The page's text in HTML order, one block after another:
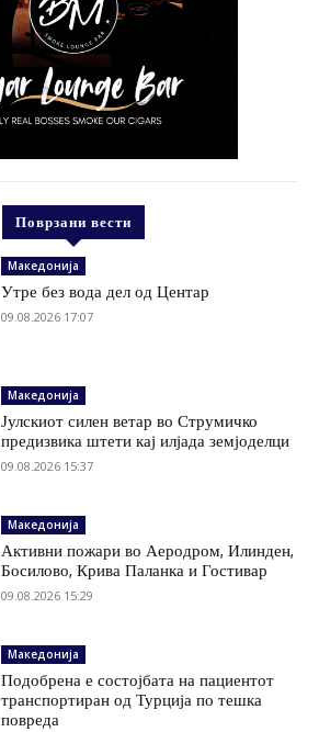
Поврзани вести
Македонија
Утре без вода дел од Центар
09.08.2026 17:07
Македонија
Јулскиот силен ветар во Струмичко
предизвика штети кај илјада земјоделци
09.08.2026 15:37
Македонија
Активни пожари во Аеродром, Илинден,
Босилово, Крива Паланка и Гостивар
09.08.2026 15:29
Македонија
Подобрена е состојбата на пациентот
транспортиран од Турција по тешка
повреда